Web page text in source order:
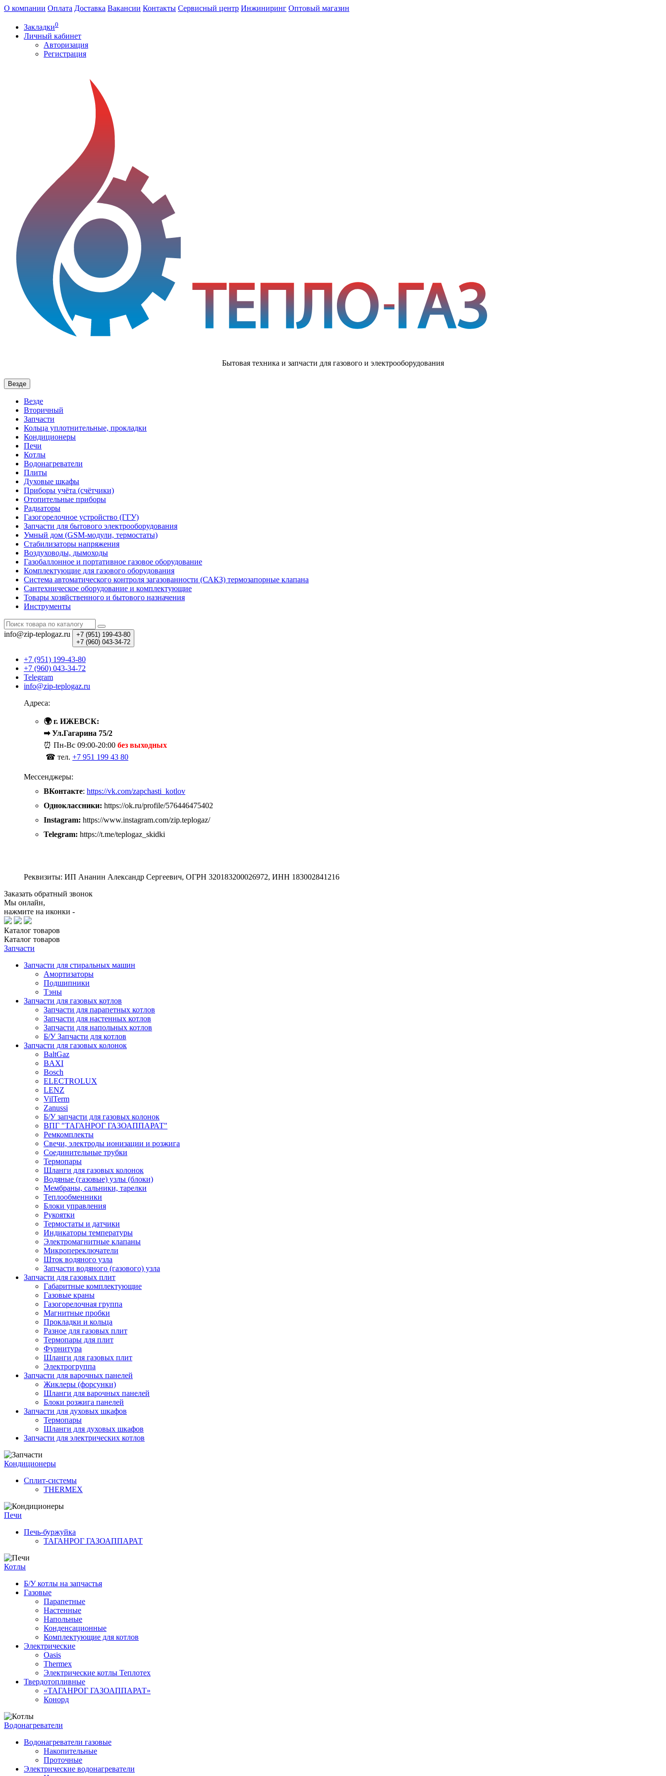
О компании Оплата Доставка Вакансии Контакты Сервисный центр Инжиниринг Оптовый магазин
Закладки0
Личный кабинет
Авторизация
Регистрация
Бытовая техника и запчасти для газового и электрооборудования
Везде
Везде
Вторичный
Запчасти
Кольца уплотнительные, прокладки
Кондиционеры
Печи
Котлы
Водонагреватели
Плиты
Духовые шкафы
Приборы учёта (счётчики)
Отопительные приборы
Радиаторы
Газогорелочное устройство (ГГУ)
Запчасти для бытового электрооборудования
Умный дом (GSM-модули, термостаты)
Cтабилизаторы напряжения
Воздуховоды, дымоходы
Газобаллонное и портативное газовое оборудование
Комплектующие для газового оборудования
Система автоматического контроля загазованности (САКЗ) термозапорные клапана
Сантехническое оборудование и комплектующие
Товары хозяйственного и бытового назначения
Инструменты
info@zip-teplogaz.ru +7 (951) 199-43-80
+7 (960) 043-34-72
+7 (951) 199-43-80
+7 (960) 043-34-72
Telegram
info@zip-teplogaz.ru
Адреса:
🌍 г. ИЖЕВСК:
➡ Ул.Гагарина 75/2
⏰ Пн-Вс 09:00-20:00 без выходных
☎ тел. +7 951 199 43 80
Мессенджеры:
ВКонтакте: https://vk.com/zapchasti_kotlov
Одноклассники: https://ok.ru/profile/576446475402
Instagram: https://www.instagram.com/zip.teplogaz/
Telegram: https://t.me/teplogaz_skidki
Реквизиты: ИП Ананин Александр Сергеевич, ОГРН 320183200026972, ИНН 183002841216
Заказать обратный звонок
Мы онлайн,
нажмите на иконки -
Каталог товаров
Каталог товаров
Запчасти
Запчасти для стиральных машин
Амортизаторы
Подшипники
Тэны
Запчасти для газовых котлов
Запчасти для парапетных котлов
Запчасти для настенных котлов
Запчасти для напольных котлов
Б/У Запчасти для котлов
Запчасти для газовых колонок
BaltGaz
BAXI
Bosch
ELECTROLUX
LENZ
VilTerm
Zanussi
Б/У запчасти для газовых колонок
ВПГ "ТАГАНРОГ ГАЗОАППАРАТ"
Ремкомплекты
Свечи, электроды ионизации и розжига
Соединительные трубки
Термопары
Шланги для газовых колонок
Водяные (газовые) узлы (блоки)
Мембраны, сальники, тарелки
Теплообменники
Блоки управления
Рукоятки
Термостаты и датчики
Индикаторы температуры
Электромагнитные клапаны
Микропереключатели
Шток водяного узла
Запчасти водяного (газового) узла
Запчасти для газовых плит
Габаритные комплектующие
Газовые краны
Газогорелочная группа
Магнитные пробки
Прокладки и кольца
Разное для газовых плит
Термопары для плит
Фурнитура
Шланги для газовых плит
Электрогруппа
Запчасти для варочных панелей
Жиклеры (форсунки)
Шланги для варочных панелей
Блоки розжига панелей
Запчасти для духовых шкафов
Термопары
Шланги для духовых шкафов
Запчасти для электрических котлов
Кондиционеры
Сплит-системы
THERMEX
Печи
Печь-буржуйка
ТАГАНРОГ ГАЗОАППАРАТ
Котлы
Б/У котлы на запчастья
Газовые
Парапетные
Настенные
Напольные
Конденсационные
Комплектующие для котлов
Электрические
Oasis
Thermex
Электрические котлы Теплотех
Твердотопливные
«ТАГАНРОГ ГАЗОАППАРАТ»
Конорд
Водонагреватели
Водонагреватели газовые
Накопительные
Проточные
Электрические водонагреватели